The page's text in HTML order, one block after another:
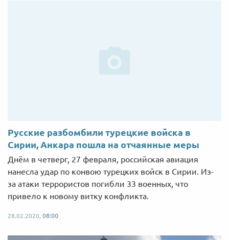
Русские разбомбили турецкие войска в
Сирии, Анкара пошла на отчаянные меры
Днём в четверг, 27 февраля, российская авиация
нанесла удар по конвою турецких войск в Сирии. Из-
за атаки террористов погибли 33 военных, что
привело к новому витку конфликта.
28.02.2020, 08:00